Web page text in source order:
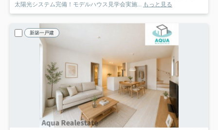
太陽光システム完備！モデルハウス見学会実施... もっと見る
新築一戸建